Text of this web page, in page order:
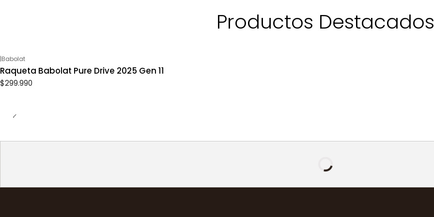
Productos Destacados
|Babolat
Raqueta Babolat Pure Drive 2025 Gen 11
$299.990